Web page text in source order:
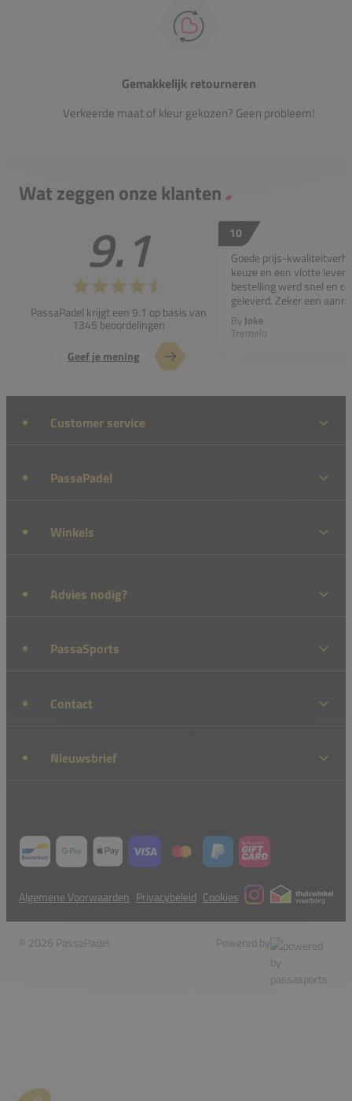
Gemakkelijk retourneren
Verkeerde maat of kleur gekozen? Geen probleem!
Wat zeggen onze klanten
9.1
PassaPadel krijgt een 9.1 op basis van
1345 beoordelingen
Geef je mening
10
Goede prijs-
keuze en een vlotte
bestelling werd snel en
geleverd. Zeker een
By Joke
Tremelo
Customer service
PassaPadel
Winkels
Advies nodig?
PassaSports
Contact
Nieuwsbrief
Algemene Voorwaarden Privacybeleid Cookies
© 2026 PassaPadel Powered by